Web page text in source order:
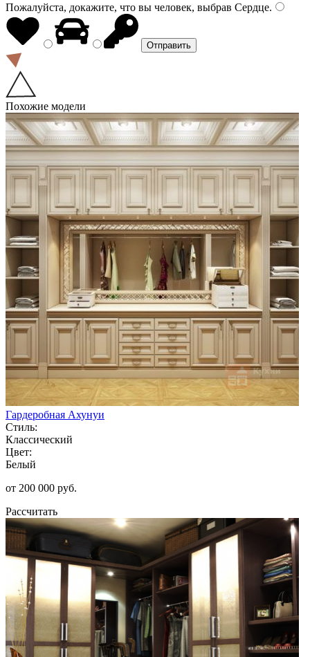
Пожалуйста, докажите, что вы человек, выбрав Сердце.
Похожие модели
Гардеробная Ахунуи
Стиль:
Классический
Цвет:
Белый
от 200 000 руб.
Рассчитать